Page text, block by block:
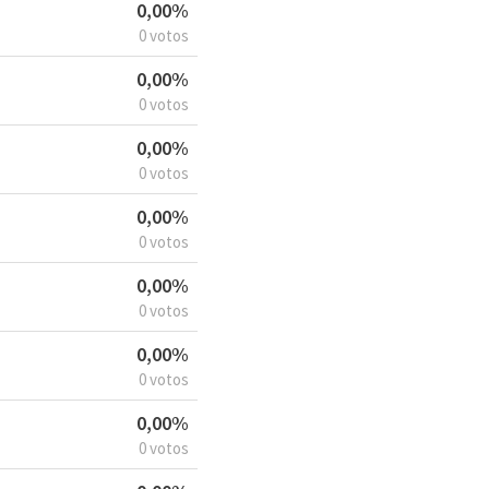
0,00%
0 votos
0,00%
0 votos
0,00%
0 votos
0,00%
0 votos
0,00%
0 votos
0,00%
0 votos
0,00%
0 votos